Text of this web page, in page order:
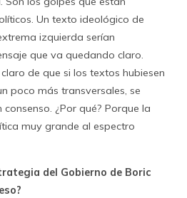
Un texto ideológico de
izquierda serían
que va quedando claro.
de que si los textos hubiesen
poco más transversales, se
¿Por qué? Porque la
muy grande al espectro
del Gobierno de Boric